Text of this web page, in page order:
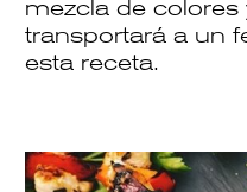
mezcla de colores
transportará a un
esta receta.